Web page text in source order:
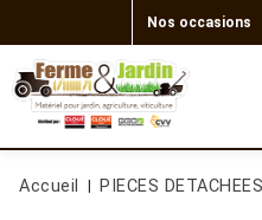
Nos occasions
Accueil PIECES DETACHEES